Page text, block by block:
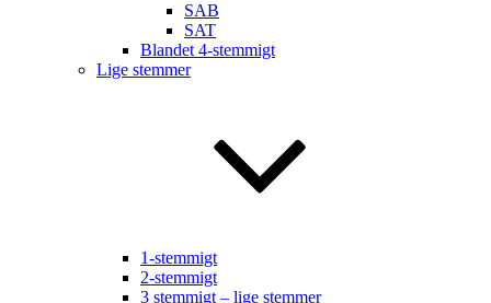
SAB
SAT
Blandet 4-stemmigt
Lige stemmer
1-stemmigt
2-stemmigt
3 stemmigt – lige stemmer